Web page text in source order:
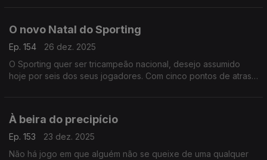
O novo Natal do Sporting
Ep. 154
26 dez. 2025
O Sporting quer ser tricampeão nacional, desejo assumido
hoje por seis dos seus jogadores. Com cinco pontos de atraso
À beira do precipício
Ep. 153
23 dez. 2025
Não há jogo em que alguém não se queixe de uma qualquer